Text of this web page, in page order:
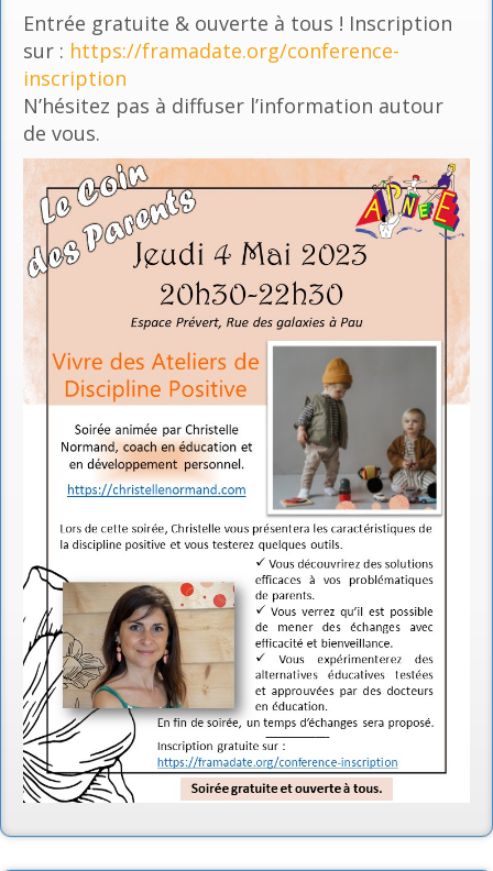
Entrée gratuite & ouverte à tous ! Inscription
sur : https://framadate.org/conference-
inscription
N’hésitez pas à diffuser l’information autour
de vous.